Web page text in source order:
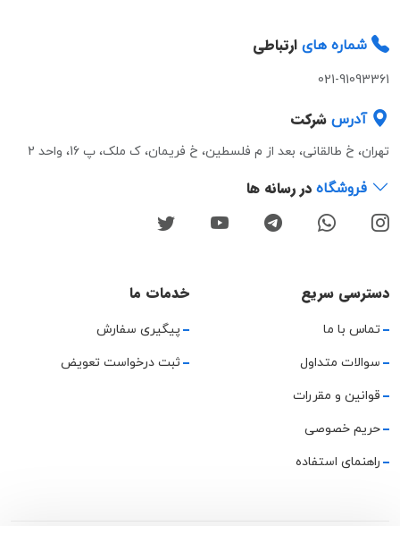
شماره های ارتباطی
021-91093361
آدرس شرکت
تهران، خ طالقانی، بعد از م فلسطین، خ فریمان، ک ملک، پ 16، واحد 2
فروشگاه در رسانه ها
دسترسی سریع
تماس با ما
سوالات متداول
قوانین و مقررات
حریم خصوصی
راهنمای استفاده
خدمات ما
پیگیری سفارش
ثبت درخواست تعویض